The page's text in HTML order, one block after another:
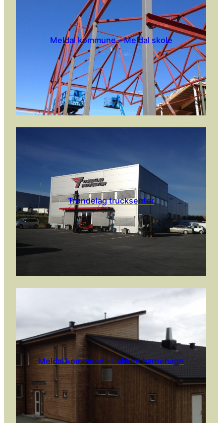
Meldal kommune – Meldal skole
Trøndelag trucksenter
Meldal kommune – Løkken barnehage